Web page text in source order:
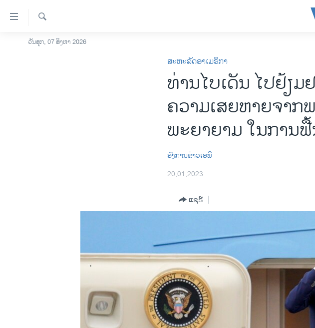
ລິ້ງ
ສຳຫລັບ
ໂຮມເພຈ
ຄົ້ນຫາ
ວັນສຸກ, 07 ສິງຫາ 2026
ສະຫະລັດອາເມຣິກາ
ທ່ານໄບເດັນ ໄປຢ້ຽ
ຄວາມເສຍຫາຍຈາກ
ພະຍາຍາມ ໃນການ
ອົງການຂ່າວເອພີ
20,01,2023
ແຊຣ໌